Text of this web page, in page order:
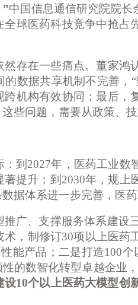
”中国信息通信研究院院长
球医药科技竞争中抢
在一些痛点。董家鸿
数据共享机制不完善，
机构有效协同；最后
些问题，需要从政策、
到 2027年，医药工业数
提升；到2030年，规
据体系进一步完善，医
、支撑服务体系建设
，制修订30项以上医
能产品；二是打造100
的数智化转型卓越企业
设10个以上医药大模型创